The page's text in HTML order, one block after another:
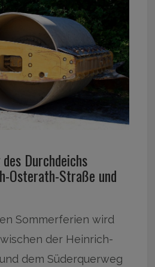
Durchdeichs
Osterath-Straße und
Sommerferien wird
der Heinrich-
dem Süderquerweg